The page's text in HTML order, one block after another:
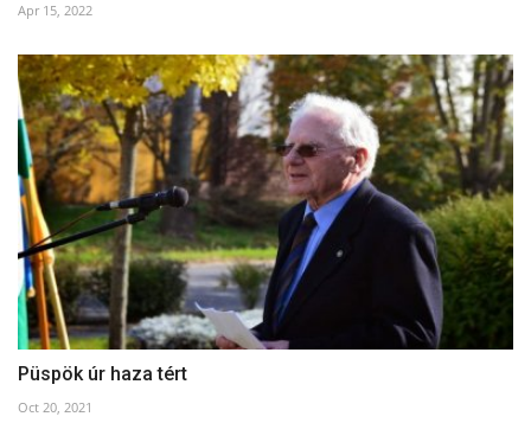
Apr 15, 2022
Püspök úr haza tért
Oct 20, 2021